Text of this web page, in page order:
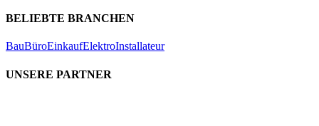
BELIEBTE BRANCHEN
BauBüroEinkaufElektroInstallateur
UNSERE PARTNER